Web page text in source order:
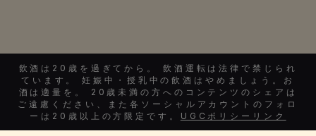
飲酒は20歳を過ぎてから。 飲酒運転は法律で禁じられ
ています。 妊娠中・授乳中の飲酒はやめましょう。お
酒は適量を。 20歳未満の方へのコンテンツのシェアは
ご遠慮ください、また各ソーシャルアカウントのフォロ
ーは20歳以上の方限定です。 UGCポリシーリンク